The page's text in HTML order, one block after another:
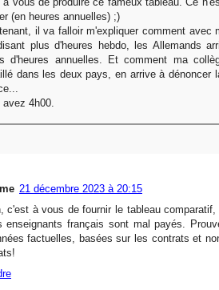
(en heures annuelles) ;)
il va falloir m'expliquer comment avec
plus d'heures hebdo, les Allemands
d'heures annuelles. Et comment ma
dans les deux pays, en arrive à dénoncer
avez 4h00.
21 décembre 2023 à 20:15
c'est à vous de fournir le tableau
enseignants français sont mal payés.
factuelles, basées sur les contrats et